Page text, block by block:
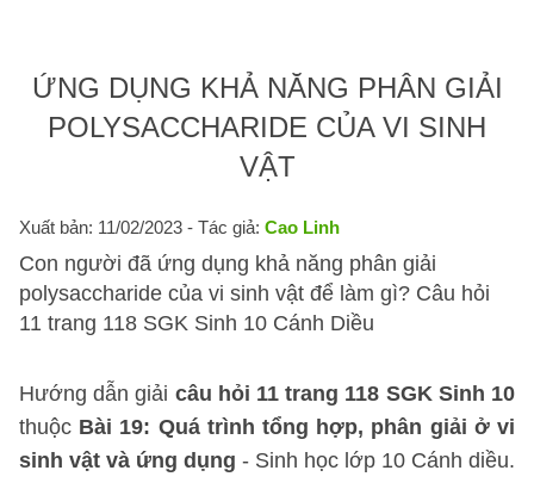
ỨNG DỤNG KHẢ NĂNG PHÂN GIẢI
POLYSACCHARIDE CỦA VI SINH
VẬT
Xuất bản: 11/02/2023 - Tác giả: Cao Linh
Con người đã ứng dụng khả năng phân giải
polysaccharide của vi sinh vật để làm gì? Câu hỏi
11 trang 118 SGK Sinh 10 Cánh Diều
Hướng dẫn giải câu hỏi 11 trang 118 SGK Sinh 10
thuộc Bài 19: Quá trình tổng hợp, phân giải ở vi
sinh vật và ứng dụng - Sinh học lớp 10 Cánh diều.